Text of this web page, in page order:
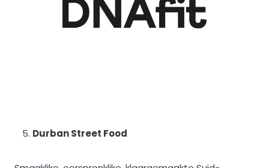
Durban Street Food